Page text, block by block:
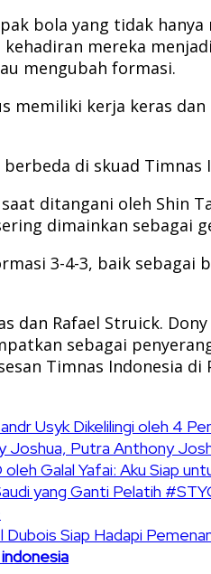
bola yang tidak
mereka
mengubah formasi.
memiliki kerja keras
di skuad Timnas
ditangani oleh Shin
dimainkan sebagai
3-4-3, baik
dan Rafael Struick.
sebagai
Timnas Indonesia di
Usyk Dikelilingi oleh 4
Joshua, Putra Anthony
Galal Yafai: Aku Siap
yang Ganti Pelatih
Siap Hadapi